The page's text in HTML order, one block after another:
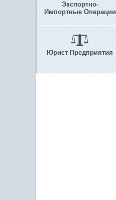
Экспортно-
Импортные Операции
Юрист Предприятия